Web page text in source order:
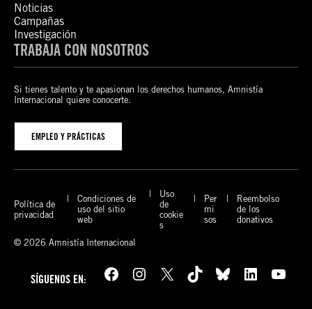
Noticias
Campañas
Investigación
TRABAJA CON NOSOTROS
Si tienes talento y te apasionan los derechos humanos, Amnistía
Internacional quiere conocerte.
EMPLEO Y PRÁCTICAS
Política de
privacidad
Condiciones de
uso del sitio
web
Uso
de
cookie
s
Per
mi
sos
Reembolso
de los
donativos
© 2026 Amnistía Internacional
SÍGUENOS EN: Facebook Instagram X TikTok Bluesky LinkedIn YouTube